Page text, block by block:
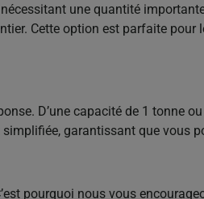
une quantité
Cette option est parfaite
D’une capacité de 1 tonne
garantissant que vous
pourquoi nous vous